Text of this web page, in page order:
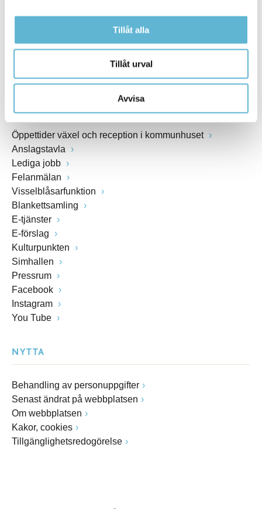
Tillåt alla
Tillåt urval
Avvisa
Fax: 0456-82 22 00
Öppettider växel och reception i kommunhuset
Anslagstavla
Lediga jobb
Felanmälan
Visselblåsarfunktion
Blankettsamling
E-tjänster
E-förslag
Kulturpunkten
Simhallen
Pressrum
Facebook
Instagram
You Tube
NYTTA
Behandling av personuppgifter
Senast ändrat på webbplatsen
Om webbplatsen
Kakor, cookies
Tillgänglighetsredogörelse